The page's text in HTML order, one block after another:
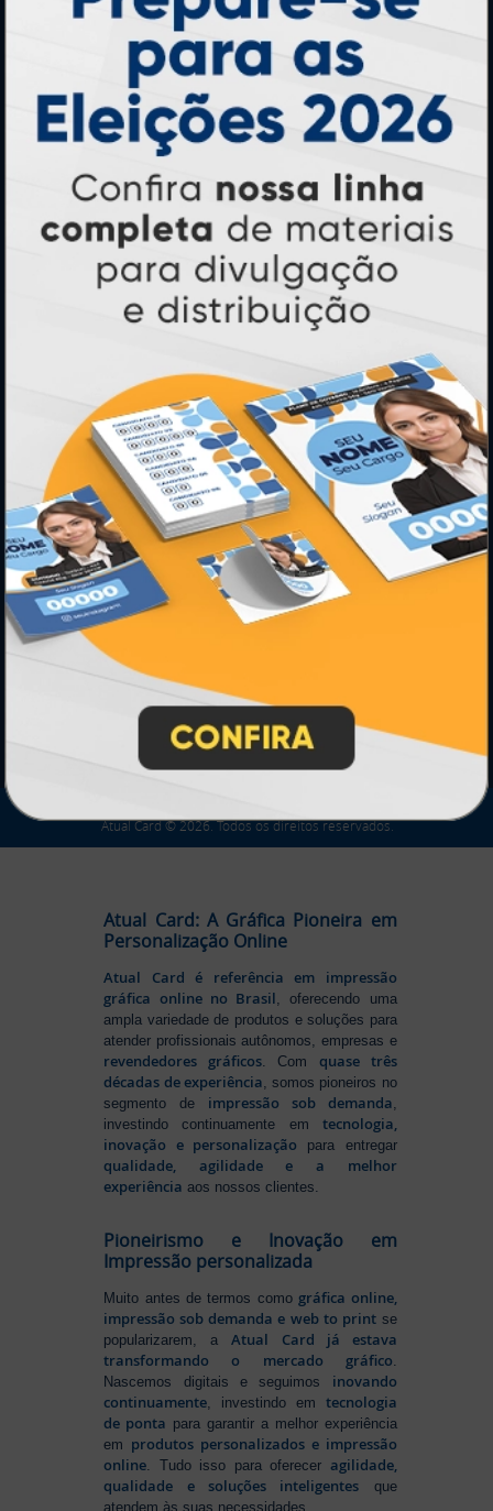
Calendários 2027
PAGUE COM
serviço, conforme legislação pertinente.
PARTICIPE
SEGURANÇA
Atual Card © 2026. Todos os direitos reservados.
Atual Card: A Gráfica Pioneira em
Personalização Online
Atual Card é referência em impressão
gráfica online no Brasil, oferecendo uma
ampla variedade de produtos e soluções para
atender profissionais autônomos, empresas e
revendedores gráficos. Comquase três
décadas de experiência, somos pioneiros no
segmento de impressão sob demanda,
investindo continuamente em tecnologia,
inovação e personalização para entregar
qualidade, agilidade e a melhor
experiência aos nossos clientes.
Pioneirismo e Inovação em
Impressão personalizada
Muito antes de termos como gráfica online,
impressão sob demanda e web to printse
popularizarem, aAtual Card já estava
transformando o mercado gráfico
Nascemos digitais e seguimos inovando
continuamente , investindo em tecnologia
de ponta para garantir a melhor experiência
em produtos personalizados e impressão
online . Tudo isso para oferecer agilidade,
qualidade e soluções inteligentes que
atendem às suas necessidades.